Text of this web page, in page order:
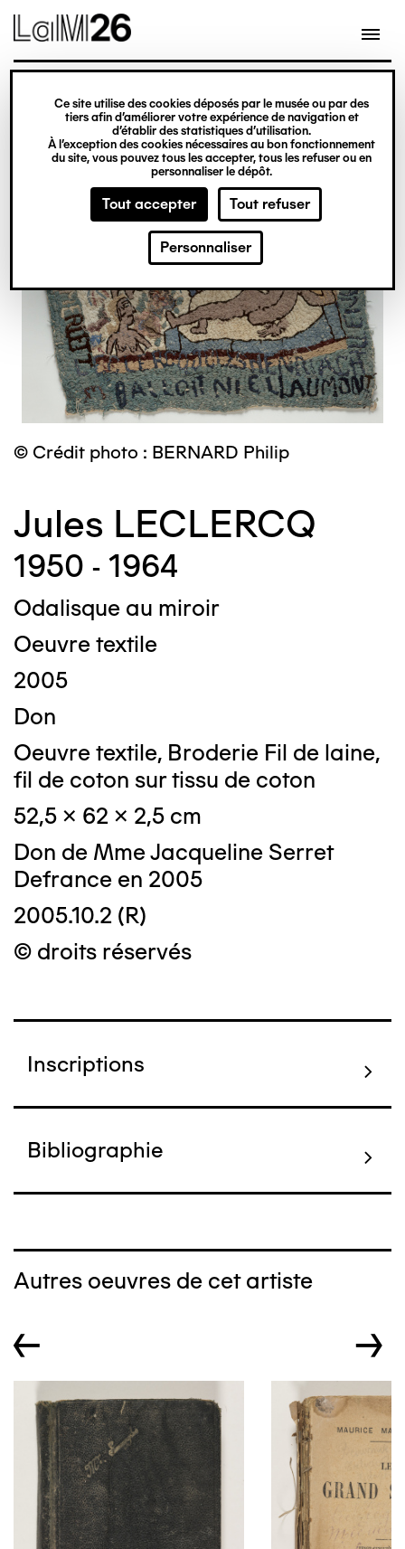
Gestion des cookies
Ce site utilise des cookies déposés par le musée ou par des
tiers afin d’améliorer votre expérience de navigation et
d’établir des statistiques d’utilisation.
À l’exception des cookies nécessaires au bon fonctionnement
du site, vous pouvez tous les accepter, tous les refuser ou en
personnaliser le dépôt.
Tout accepter Tout refuser
Personnaliser
contenu
© Crédit photo : BERNARD Philip
Jules LECLERCQ
1950 - 1964
Odalisque au miroir
Oeuvre textile
2005
Don
Oeuvre textile, Broderie Fil de laine,
fil de coton sur tissu de coton
52,5 x 62 x 2,5 cm
Don de Mme Jacqueline Serret
Defrance en 2005
2005.10.2 (R)
© droits réservés
Inscriptions
Bibliographie
Autres oeuvres de cet artiste
← →